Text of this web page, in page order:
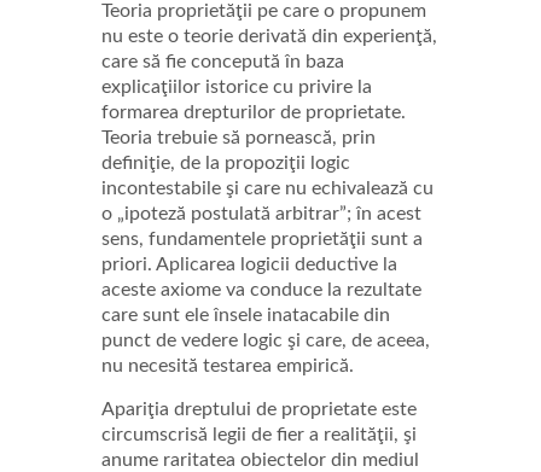
Teoria proprietăţii pe care o propunem
nu este o teorie derivată din experienţă,
care să fie concepută în baza
explicaţiilor istorice cu privire la
formarea drepturilor de proprietate.
Teoria trebuie să pornească, prin
definiţie, de la propoziţii logic
incontestabile şi care nu echivalează cu
o „ipoteză postulată arbitrar”; în acest
sens, fundamentele proprietăţii sunt a
priori. Aplicarea logicii deductive la
aceste axiome va conduce la rezultate
care sunt ele însele inatacabile din
punct de vedere logic şi care, de aceea,
nu necesită testarea empirică.
Apariţia dreptului de proprietate este
circumscrisă legii de fier a realităţii, şi
anume raritatea obiectelor din mediul